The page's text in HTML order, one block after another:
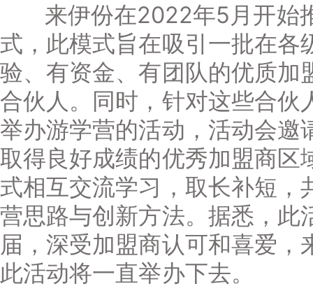
来伊份在2022年5月开始
式，此模式旨在吸引一批在各
验、有资金、有团队的优质加
合伙人。同时，针对这些合伙
举办游学营的活动，活动会邀
取得良好成绩的优秀加盟商区
式相互交流学习，取长补短，
营思路与创新方法。据悉，此
届，深受加盟商认可和喜爱，
此活动将一直举办下去。